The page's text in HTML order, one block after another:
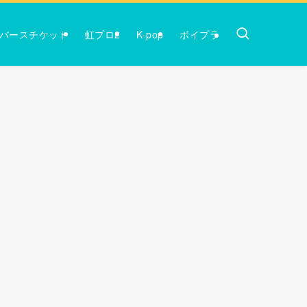
ースチケット 虹プロ2 K-pop ボイプラ